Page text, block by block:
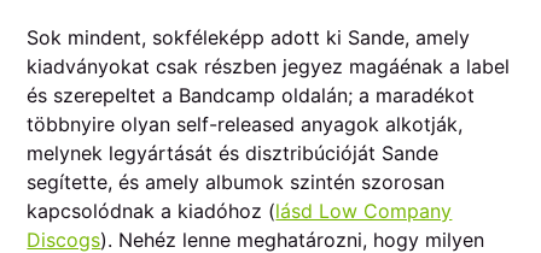
Sok mindent, sokféleképp adott ki Sande, amely
kiadványokat csak részben jegyez magáénak a label
és szerepeltet a Bandcamp oldalán; a maradékot
többnyire olyan self-released anyagok alkotják,
melynek legyártását és disztribúcióját Sande
segítette, és amely albumok szintén szorosan
kapcsolódnak a kiadóhoz (lásd Low Company
Discogs). Nehéz lenne meghatározni, hogy milyen